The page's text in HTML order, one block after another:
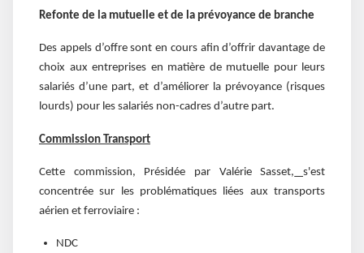
Refonte de la mutuelle et de la prévoyance de branche
Des appels d’offre sont en cours afin d’offrir davantage de
choix aux entreprises en matière de mutuelle pour leurs
salariés d’une part, et d’améliorer la prévoyance (risques
lourds) pour les salariés non-cadres d’autre part.
Commission Transport
Cette commission, Présidée par Valérie Sasset,
s'est
concentrée sur les problématiques liées aux transports
aérien et ferroviaire :
NDC